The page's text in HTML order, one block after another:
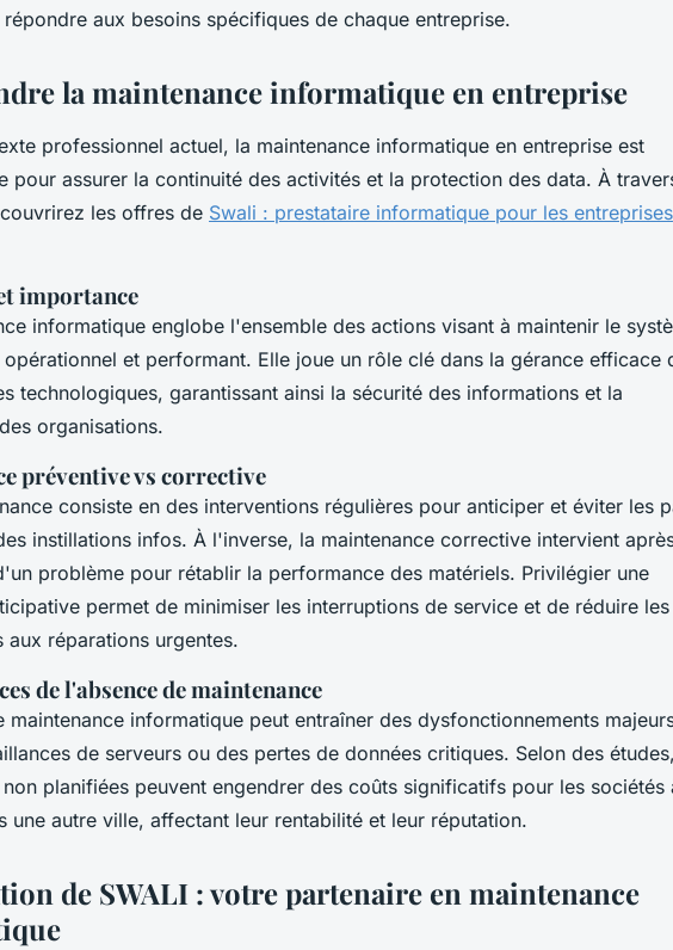
aux besoins spécifiques de chaque entreprise.
la maintenance informatique en entreprise
professionnel actuel, la maintenance informatique en entreprise est
pour assurer la continuité des activités et la protection des data. À
les offres de Swali : prestataire informatique pour les entreprises
importance
informatique englobe l'ensemble des actions visant à maintenir le
et performant. Elle joue un rôle clé dans la gérance efficace
technologiques, garantissant ainsi la sécurité des informations et la
organisations.
préventive vs corrective
consiste en des interventions régulières pour anticiper et éviter les
instillations infos. À l'inverse, la maintenance corrective intervient
problème pour rétablir la performance des matériels. Privilégier une
permet de minimiser les interruptions de service et de réduire
aux réparations urgentes.
de l'absence de maintenance
maintenance informatique peut entraîner des dysfonctionnements
de serveurs ou des pertes de données critiques. Selon des
planifiées peuvent engendrer des coûts significatifs pour les sociétés
une autre ville, affectant leur rentabilité et leur réputation.
de SWALI : votre partenaire en maintenance